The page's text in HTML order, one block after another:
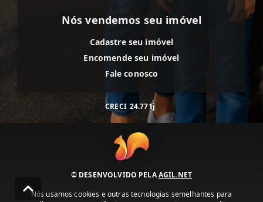
Nós vendemos seu imóvel
Cadastre seu imóvel
Encomende seu imóvel
Fale conosco
CRECI 24.771j
© DESENVOLVIDO PELAAGIL.NET
Nós usamos cookies e outras tecnologias semelhantes para